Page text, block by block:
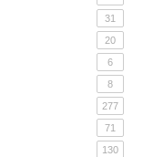
31
20
6
8
277
71
130